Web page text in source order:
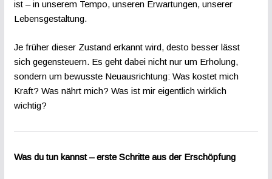
ist – in unserem Tempo, unseren Erwartungen, unserer
Lebensgestaltung.
Je früher dieser Zustand erkannt wird, desto besser lässt
sich gegensteuern. Es geht dabei nicht nur um Erholung,
sondern um bewusste Neuausrichtung: Was kostet mich
Kraft? Was nährt mich? Was ist mir eigentlich wirklich
wichtig?
Was du tun kannst – erste Schritte aus der Erschöpfung